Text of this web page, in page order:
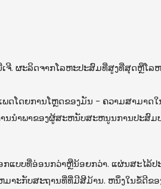
ຜະລິດຈາກໂລຫະປະສົມທີ່ສູງທີ່ສຸດຫຼືໂລ
ໂດຍການໂຫຼດຂອງມັນ - ຄວາມສາມາດ
ານນໍາພາຂອງຜູ້ສະຫນັບສະຫນູນການປະສົ
ແບບທີ່ອ່ອນກວ່າຫຼືນ້ອຍກວ່າ. ແຜ່ນສະໄລ້
າະກັບສະຖານທີ່ທີ່ມີສີມ້ານ. ຫນຶ່ງໃນຂໍ້ດີ